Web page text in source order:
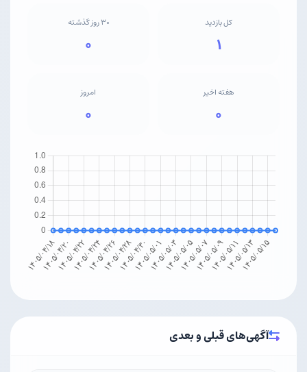
کل بازدید
۱
۳۰ روز گذشته
۰
هفته اخیر
۰
امروز
۰
آگهی‌های قبلی و بعدی